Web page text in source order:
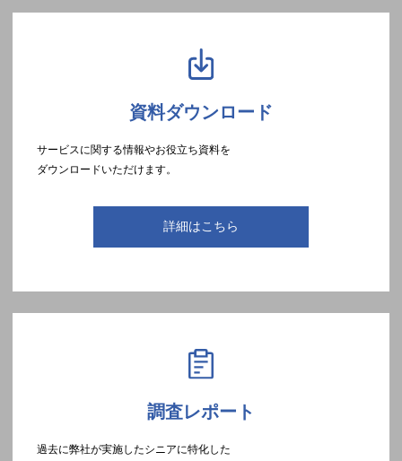
資料ダウンロード
サービスに関する情報やお役立ち資料を
ダウンロードいただけます。
詳細はこちら
調査レポート
過去に弊社が実施したシニアに特化した